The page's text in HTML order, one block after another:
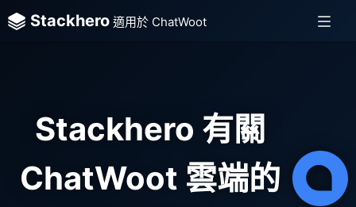
Stackhero 適用於 ChatWoot
Stackhero 有關
ChatWoot 雲端的